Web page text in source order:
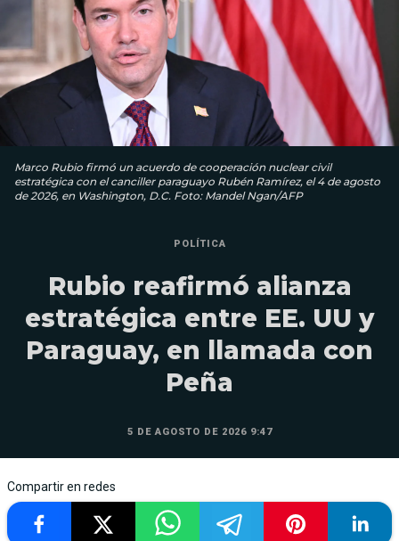
Marco Rubio firmó un acuerdo de cooperación nuclear civil
estratégica con el canciller paraguayo Rubén Ramírez, el 4 de agosto
de 2026, en Washington, D.C. Foto: Mandel Ngan/AFP
POLÍTICA
Rubio reafirmó alianza
estratégica entre EE. UU y
Paraguay, en llamada con
Peña
5 DE AGOSTO DE 2026 9:47
Compartir en redes